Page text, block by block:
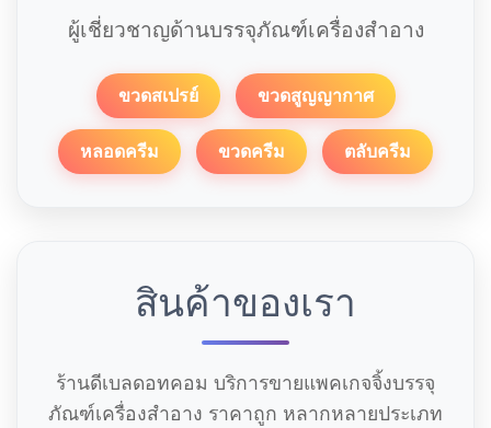
ผู้เชี่ยวชาญด้านบรรจุภัณฑ์เครื่องสำอาง
ขวดสเปรย์ ขวดสูญญากาศ
หลอดครีม ขวดครีม ตลับครีม
สินค้าของเรา
ร้านดีเบลดอทคอม บริการขายแพคเกจจิ้งบรรจุ
ภัณฑ์เครื่องสำอาง ราคาถูก หลากหลายประเภท